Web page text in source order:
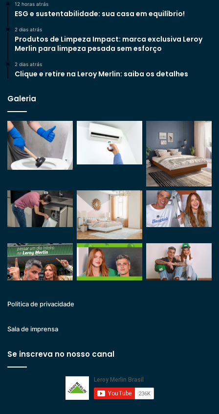
12 horas atrás
ESG e sustentabilidade: sua casa em equilíbrio!
2 dias atrás
Produtos de Limpeza Impact: marca exclusiva Leroy
Merlin para limpeza pesada sem esforço
2 dias atrás
Clique e retire na Leroy Merlin: saiba os detalhes
Galeria
Politica de privacidade
Sala de imprensa
Se inscreva no nosso canal